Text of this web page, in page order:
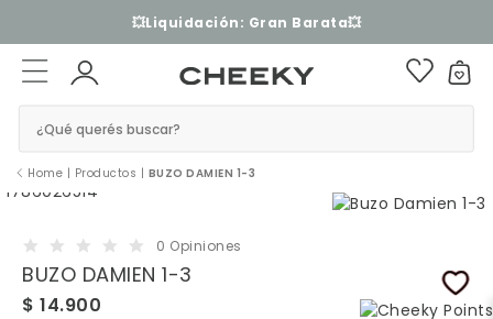
3 cuotas sin interés​ ​
¿Qué querés buscar?
Home | Productos | BUZO DAMIEN 1-3
0 Opiniones
BUZO DAMIEN 1-3
$ 14.900